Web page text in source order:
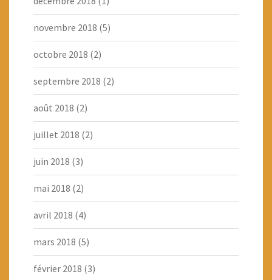
novembre 2018 (5)
octobre 2018 (2)
septembre 2018 (2)
août 2018 (2)
juillet 2018 (2)
juin 2018 (3)
mai 2018 (2)
avril 2018 (4)
mars 2018 (5)
février 2018 (3)